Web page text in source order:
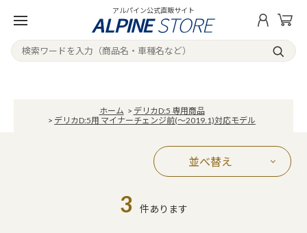
アルパイン公式直販サイト
ホーム > デリカD:5 専用商品
> デリカD:5用 マイナーチェンジ前(～2019.1)対応モデル
並べ替え
3 件あります